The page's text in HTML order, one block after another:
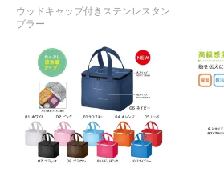
ウッドキャップ付きステンレスタン
ブラー